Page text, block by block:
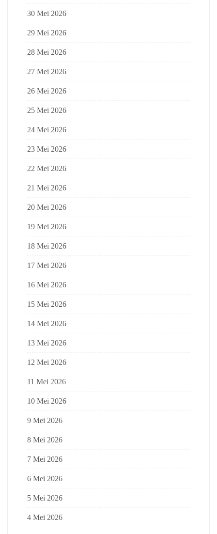
30 Mei 2026
29 Mei 2026
28 Mei 2026
27 Mei 2026
26 Mei 2026
25 Mei 2026
24 Mei 2026
23 Mei 2026
22 Mei 2026
21 Mei 2026
20 Mei 2026
19 Mei 2026
18 Mei 2026
17 Mei 2026
16 Mei 2026
15 Mei 2026
14 Mei 2026
13 Mei 2026
12 Mei 2026
11 Mei 2026
10 Mei 2026
9 Mei 2026
8 Mei 2026
7 Mei 2026
6 Mei 2026
5 Mei 2026
4 Mei 2026